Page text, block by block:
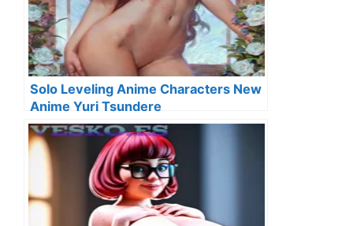
Solo Leveling Anime Characters New
Anime Yuri Tsundere